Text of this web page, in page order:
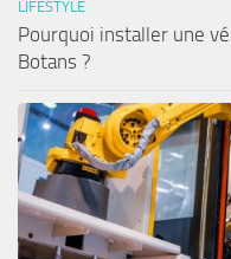
LIFESTYLE
Pourquoi installer une
Botans ?